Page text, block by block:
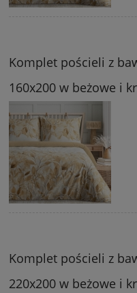
Komplet pościeli z
160x200 w beżowe i
Komplet pościeli z
220x200 w beżowe i